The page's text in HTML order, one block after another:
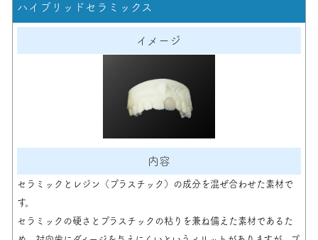
ハイブリッドセラミックス
セラミックとレジン（プラスチック）の成分を混ぜ合わせた素材で
す。
セラミックの硬さとプラスチックの粘りを兼ね備えた素材であるた